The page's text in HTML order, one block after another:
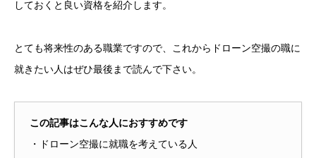
しておくと良い資格を紹介します。
とても将来性のある職業ですので、これからドローン空撮の職に
就きたい人はぜひ最後まで読んで下さい。
この記事はこんな人におすすめです
・ドローン空撮に就職を考えている人